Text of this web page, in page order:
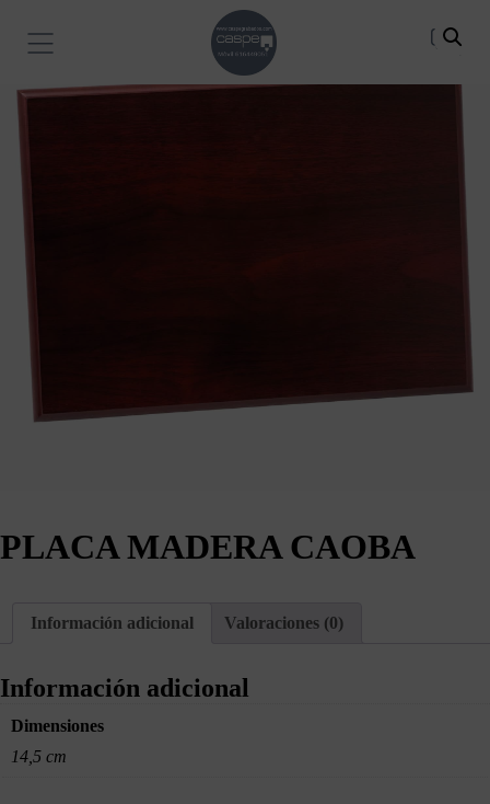
PLACA MADERA CAOBA
Información adicional Valoraciones (0)
Información adicional
Dimensiones
14,5 cm